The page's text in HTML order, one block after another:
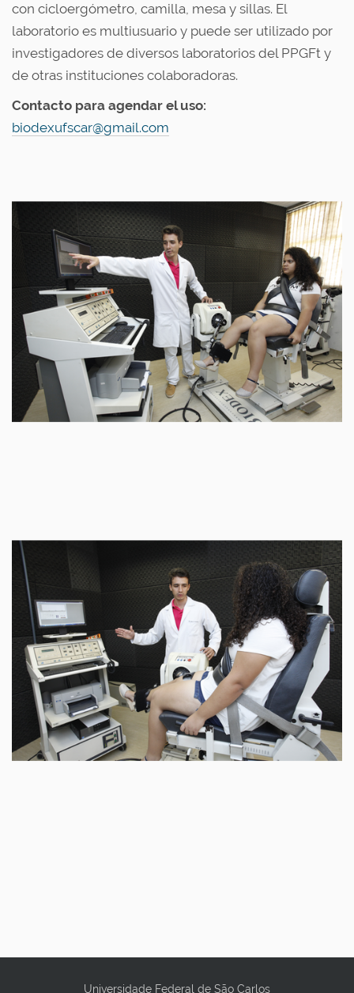
con cicloergómetro, camilla, mesa y sillas. El
laboratorio es multiusuario y puede ser utilizado por
investigadores de diversos laboratorios del PPGFt y
de otras instituciones colaboradoras.
Contacto para agendar el uso:
biodexufscar@gmail.com
Universidade Federal de São Carlos